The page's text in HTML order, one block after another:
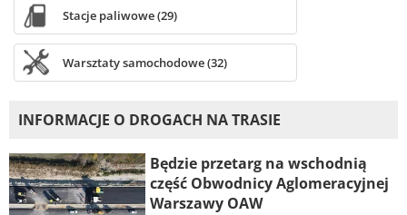
Stacje paliwowe (29)
Warsztaty samochodowe (32)
INFORMACJE O DROGACH NA TRASIE
Będzie przetarg na wschodnią
część Obwodnicy Aglomeracyjnej
Warszawy OAW